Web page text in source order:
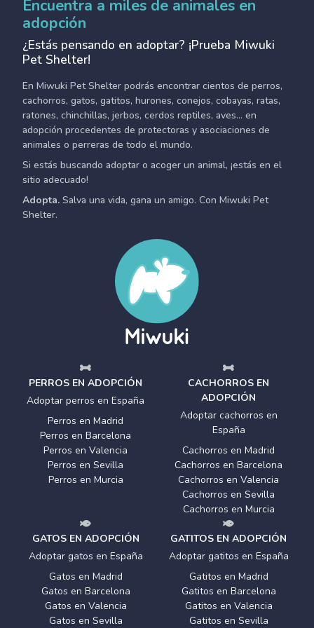
Encuentra a miles de animales en
adopción
¿Estás pensando en adoptar? ¡Prueba Miwuki
Pet Shelter!
En Miwuki Pet Shelter podrás encontrar cientos de perros,
cachorros, gatos, gatitos, hurones, conejos, cobayas, ratas,
ratones, chinchillas, jerbos, cerdos reptiles, aves... en
adopción procedentes de protectoras y asociaciones de
animales o perreras de todo el mundo.
Si estás buscando adoptar o acoger un animal, ¡estás en el
sitio adecuado!
Adopta. Salva una vida, gana un amigo. Con Miwuki Pet
Shelter.
PERROS EN ADOPCIÓN
Adoptar perros en España
Perros en Madrid
Perros en Barcelona
Perros en Valencia
Perros en Sevilla
Perros en Murcia
CACHORROS EN
ADOPCIÓN
Adoptar cachorros en
España
Cachorros en Madrid
Cachorros en Barcelona
Cachorros en Valencia
Cachorros en Sevilla
Cachorros en Murcia
GATOS EN ADOPCIÓN
Adoptar gatos en España
Gatos en Madrid
Gatos en Barcelona
Gatos en Valencia
Gatos en Sevilla
GATITOS EN ADOPCIÓN
Adoptar gatitos en España
Gatitos en Madrid
Gatitos en Barcelona
Gatitos en Valencia
Gatitos en Sevilla